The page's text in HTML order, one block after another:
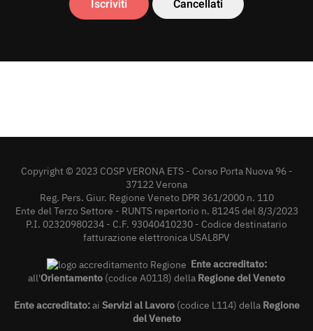
Copyright © 2023 COSP VERONA ETS - Corso Porta Nuova 96 -
37122 Verona
Reg. Pers. Giur. Regione Veneto DPR 361/2000 n. 110
Ente del Terzo Settore - RUNTS repertorio n. 81245 del 8/3/2023
P.I. 02320980234 - C.F. 93040410230 - Codice destinatario
fatturazione elettronica USAL8PV
Ente accreditato:
all'Orientamento (codice A0118) della Regione del Veneto
Ente accreditato:ai Servizi al Lavoro(codice L114) della Regione
del Veneto